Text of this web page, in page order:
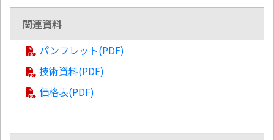
関連資料
パンフレット(PDF)
技術資料(PDF)
価格表(PDF)